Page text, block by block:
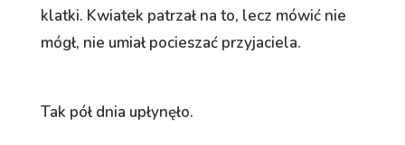
klatki. Kwiatek patrzał na to, lecz mówić nie
mógł, nie umiał pocieszać przyjaciela.
Tak pół dnia upłynęło.